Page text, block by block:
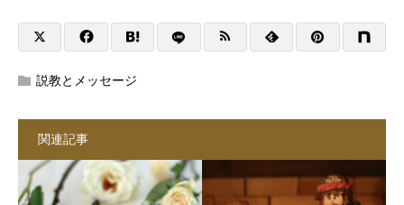
説教とメッセージ
関連記事